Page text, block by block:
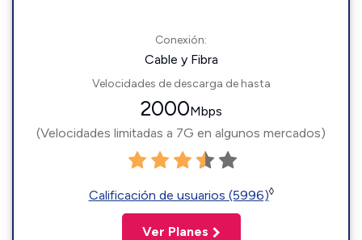
Conexión:
Cable y Fibra
Velocidades de descarga de hasta
2000Mbps
(Velocidades limitadas a 7G en algunos mercados)
Calificación de usuarios (5996)◊
Ver Planes